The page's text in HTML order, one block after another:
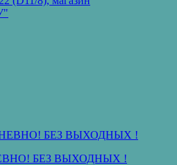
БЕЗ ВЫХОДНЫХ !